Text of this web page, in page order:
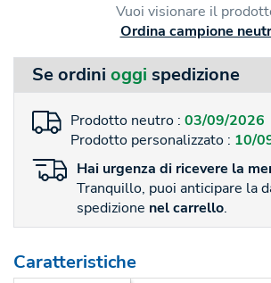
Vuoi visionare il
Ordina campione
Se ordini oggi spedizione
Prodotto neutro : 03/09/2026
Prodotto personalizzato : 10/
Hai urgenza di ricevere la
Tranquillo, puoi anticipare la
spedizione nel carrello.
Caratteristiche